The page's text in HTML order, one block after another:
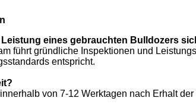
Leistung eines gebrauchten Bulldozers
führt gründliche Inspektionen und
entspricht.
von 7-12 Werktagen nach Erhalt